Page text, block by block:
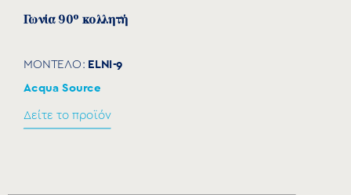
Γωνία 90° κολλητή
ΜΟΝΤΕΛΟ: ELNI-9
Acqua Source
Δείτε το προϊόν